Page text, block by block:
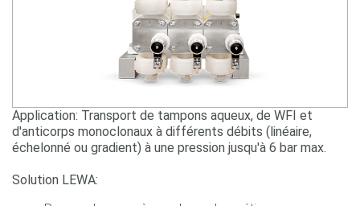
Application: Transport de tampons aqueux, de WFI et
d'anticorps monoclonaux à différents débits (linéaire,
échelonné ou gradient) à une pression jusqu'à 6 bar max.
Solution LEWA: